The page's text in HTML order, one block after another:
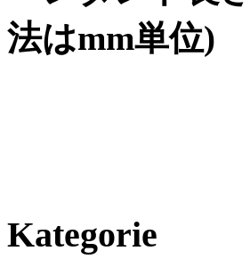
法はmm単位)
Kategorie